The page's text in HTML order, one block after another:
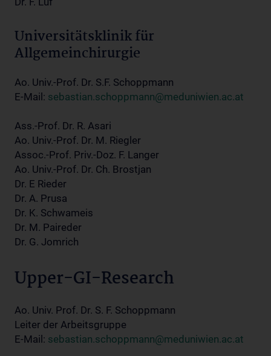
Universitätsklinik für
Allgemeinchirurgie
Ao. Univ.-Prof. Dr. S.F. Schoppmann
E-Mail: sebastian.schoppmann@meduniwien.ac.at
Ass.-Prof. Dr. R. Asari
Ao. Univ.-Prof. Dr. M. Riegler
Assoc.-Prof. Priv.-Doz. F. Langer
Ao. Univ.-Prof. Dr. Ch. Brostjan
Dr. E Rieder
Dr. A. Prusa
Dr. K. Schwameis
Dr. M. Paireder
Dr. G. Jomrich
Upper-GI-Research
Ao. Univ. Prof. Dr. S. F. Schoppmann
Leiter der Arbeitsgruppe
E-Mail: sebastian.schoppmann@meduniwien.ac.at